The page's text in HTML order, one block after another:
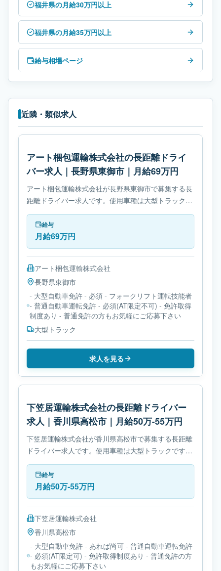
福井県の月給30万円以上
福井県の月給35万円以上
給与相場ページ
近隣・類似求人
アート梱包運輸株式会社の長距離ドライ
バー求人｜長野県東御市｜月給69万円
アート梱包運輸株式会社が長野県東御市で募集する長
距離ドライバー求人です。使用車種は大型トラックで
す。勤務時間は- 変形労働時間制です。必要免許は- 大
型自動車免許です。
給与
月給69万円
アート梱包運輸株式会社
長野県東御市
- 大型自動車免許 - 必須 - フォークリフト運転技能者
- 普通自動車運転免許 - 必須(AT限定不可) - 免許取得
制度あり - 普通免許の方もお気軽にご応募下さい
大型トラック
求人を見る
下笠居運輸株式会社の長距離ドライバー
求人｜香川県高松市｜月給50万-55万円
下笠居運輸株式会社が香川県高松市で募集する長距離
ドライバー求人です。使用車種は大型トラックです。
必要免許は- 大型自動車免許です。
給与
月給50万-55万円
下笠居運輸株式会社
香川県高松市
- 大型自動車免許 - あれば尚可 - 普通自動車運転免許
- 必須(AT限定可) - 免許取得制度あり - 普通免許の方
もお気軽にご応募下さい